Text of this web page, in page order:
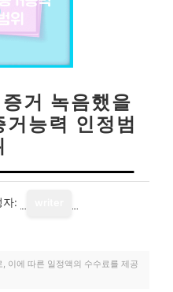
거 녹음했을
능력 인정범
자:
이에 따른 일정액의 수수료를 제공